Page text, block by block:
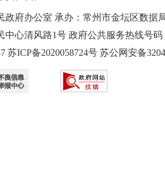
政府办公室 承办：常州市金坛区数据
中心清风路1号 政府公共服务热线号码
苏ICP备2020058724号 苏公网安备